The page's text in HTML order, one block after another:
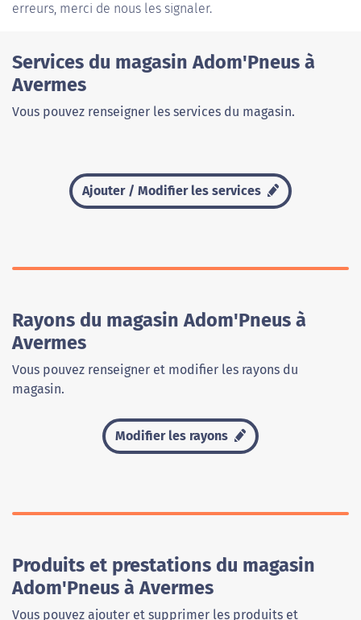
erreurs, merci de nous les signaler.
Services du magasin Adom'Pneus à
Avermes
Vous pouvez renseigner les services du magasin.
Ajouter / Modifier les services
Rayons du magasin Adom'Pneus à
Avermes
Vous pouvez renseigner et modifier les rayons du
magasin.
Modifier les rayons
Produits et prestations du magasin
Adom'Pneus à Avermes
Vous pouvez ajouter et supprimer les produits et